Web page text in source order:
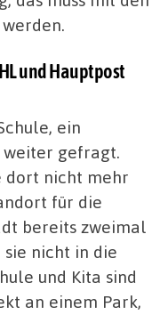
und Hauptpost
ein
weiter gefragt.
dort nicht mehr
für die
bereits zweimal
nicht in die
und Kita sind
an einem Park,